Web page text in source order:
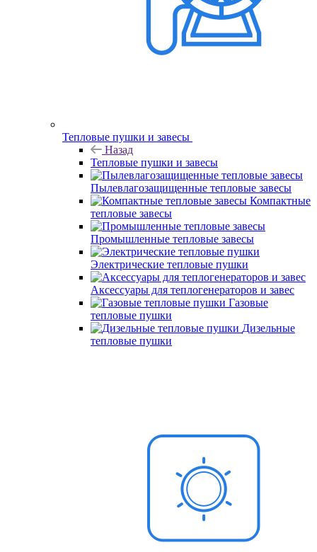
Тепловые пушки и завесы
Назад
Тепловые пушки и завесы
Пылевлагозащищенные тепловые завесы
Компактные
тепловые завесы
Промышленные тепловые завесы
Электрические тепловые пушки
Аксессуары для теплогенераторов и завес
Газовые
тепловые пушки
Дизельные
тепловые пушки